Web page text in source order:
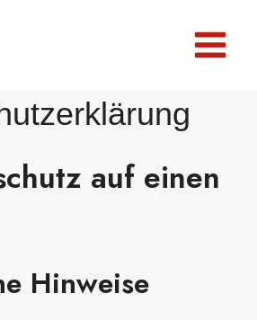
auf einen
Hinweise